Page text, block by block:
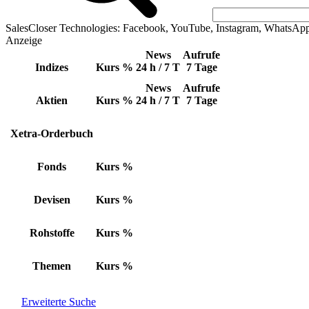
SalesCloser Technologies: Facebook, YouTube, Instagram,
Anzeige
Indizes Kurs %
News
24 h / 7 T
Aufrufe
7 Tage
Aktien Kurs %
News
24 h / 7 T
Aufrufe
7 Tage
Xetra-Orderbuch
Fonds Kurs %
Devisen Kurs %
Rohstoffe Kurs %
Themen Kurs %
Erweiterte Suche